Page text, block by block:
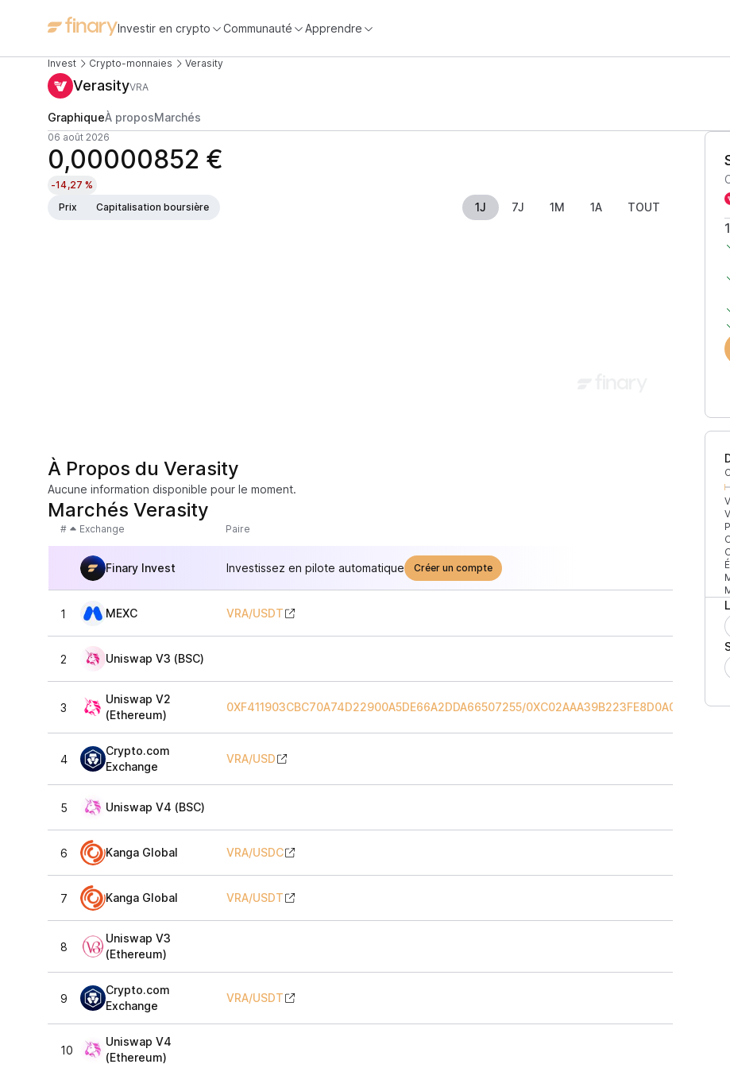
Investir en crypto Communauté Apprendre
Invest Crypto-monnaies Verasity
VerasityVRA
GraphiqueÀ proposMarchés
06 août 2026
0,00000852 €
-14,27 %
Prix
Capitalisation boursière 1J 7J 1M 1A TOUT
1
À Propos du Verasity
Aucune information disponible pour le moment.
Marchés Verasity
# Exchange Paire
Finary Invest Investissez en pilote automatique Créer un compte
1 MEXC VRA/USDT
2 Uniswap V3 (BSC)
3
Uniswap V2
(Ethereum)
0XF411903CBC70A74D22900A5DE66A2DDA66507255/
4
Crypto.com
Exchange
VRA/USD
5 Uniswap V4 (BSC)
6 Kanga Global VRA/USDC
7 Kanga Global VRA/USDT
8
Uniswap V3
(Ethereum)
9
Crypto.com
Exchange
VRA/USDT
10
Uniswap V4
(Ethereum)